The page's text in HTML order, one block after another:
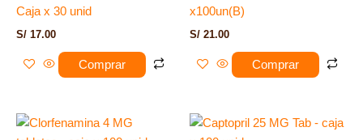
Caja x 30 unid
S/ 17.00
Comprar
x100un(B)
S/ 21.00
Comprar